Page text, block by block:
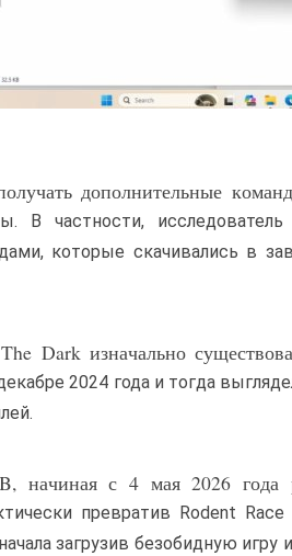
дополнительные
В частности,
которые скачивались в
Dark изначально
2024 года и тогда
начиная с 4 мая 2026 года
превратив Rodent
загрузив безобидную